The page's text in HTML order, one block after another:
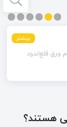
بیشتر
بیشتر
ورق قلع‌اندود
بیشتر
بیشتر
بیشتر
بیشتر
هستند؟